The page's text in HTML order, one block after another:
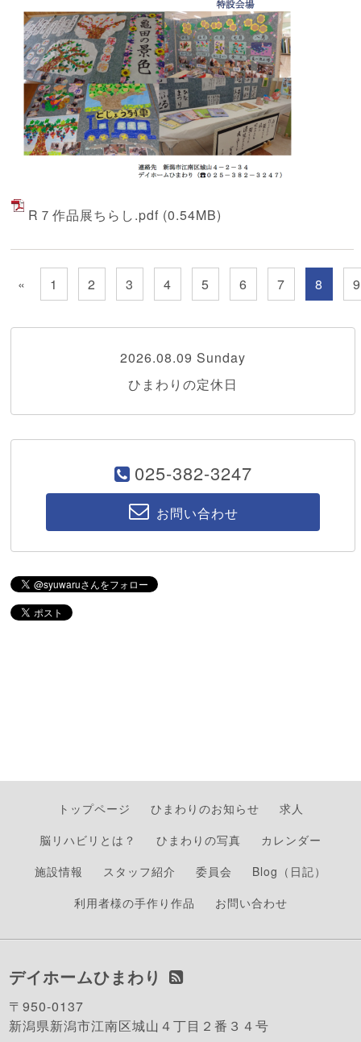
R７作品展ちらし.pdf (0.54MB)
« 1 2 3 4 5 6 7 8 9
2026.08.09 Sunday
ひまわりの定休日
025-382-3247
お問い合わせ
トップページ ひまわりのお知らせ
求人
脳リハビリとは？
ひまわりの写真
カレンダー
施設情報
スタッフ紹介 委員会
Blog（日記）
利用者様の手作り作品
お問い合わせ
デイホームひまわり
〒950-0137
新潟県新潟市江南区城山４丁目２番３４号